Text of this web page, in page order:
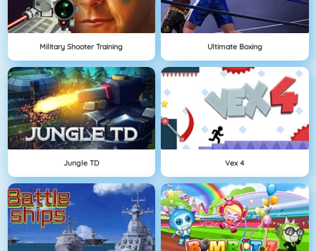
Military Shooter Training Ultimate Boxing
Jungle TD Vex 4